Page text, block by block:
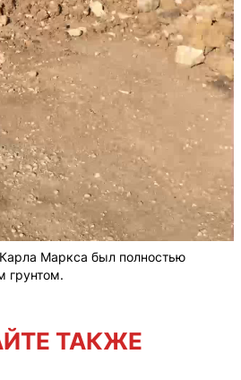
Маркса был полностью
грунтом.
ТАКЖЕ